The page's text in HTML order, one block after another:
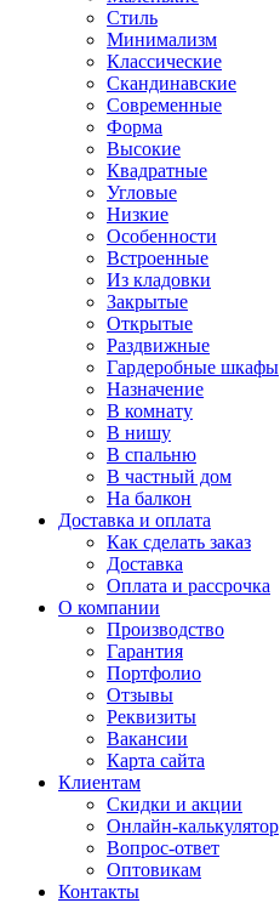
Стиль
Минимализм
Классические
Скандинавские
Современные
Форма
Высокие
Квадратные
Угловые
Низкие
Особенности
Встроенные
Из кладовки
Закрытые
Открытые
Раздвижные
Гардеробные шкафы
Назначение
В комнату
В нишу
В спальню
В частный дом
На балкон
Доставка и оплата
Как сделать заказ
Доставка
Оплата и рассрочка
О компании
Производство
Гарантия
Портфолио
Отзывы
Реквизиты
Вакансии
Карта сайта
Клиентам
Скидки и акции
Онлайн-калькулятор
Вопрос-ответ
Оптовикам
Контакты